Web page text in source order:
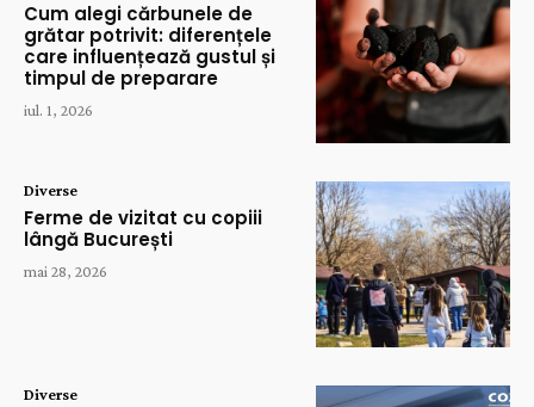
Cum alegi cărbunele de
grătar potrivit: diferențele
care influențează gustul și
timpul de preparare
iul. 1, 2026
Diverse
Ferme de vizitat cu copiii
lângă București
mai 28, 2026
Diverse